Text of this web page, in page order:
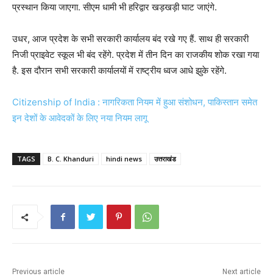
प्रस्थान किया जाएगा. सीएम धामी भी हरिद्वार खड़खड़ी घाट जाएंगे.
उधर, आज प्रदेश के सभी सरकारी कार्यालय बंद रखे गए हैं. साथ ही सरकारी
निजी प्राइवेट स्कूल भी बंद रहेंगे. प्रदेश में तीन दिन का राजकीय शोक रखा गया
है. इस दौरान सभी सरकारी कार्यालयों में राष्ट्रीय ध्वज आधे झुके रहेंगे.
Citizenship of India : नागरिकता नियम में हुआ संशोधन, पाकिस्तान समेत
इन देशों के आवेदकों के लिए नया नियम लागू
TAGS B. C. Khanduri hindi news उत्तराखंड
Previous article Next article